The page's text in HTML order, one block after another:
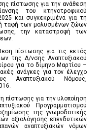
πίστωσης για την ανάθεση
του κτηνοτροφικού
και συγκεκριμένα για τη
ταφή των μολυσμένων ζώων
την καταστροφή των
πίστωσης για τις εκτός
της Δ/νσης Αναπτυξιακού
για το δίμηνο Μαρτίου –
ανάγκες για τον έλεγχο
Αναπτυξιακού Νόμους,
πίστωσης για την υλοποίηση
Προγραμματισμού
της γνωμοδοτικής
αξιολόγησης επενδυτικών
αναπτυξιακών νόμων